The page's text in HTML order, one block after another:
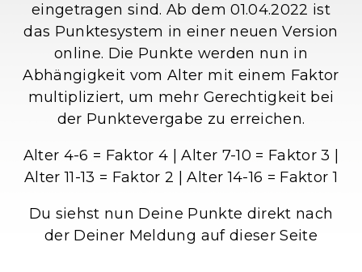
eingetragen sind. Ab dem 01.04.2022 ist
das Punktesystem in einer neuen Version
online. Die Punkte werden nun in
Abhängigkeit vom Alter mit einem Faktor
multipliziert, um mehr Gerechtigkeit bei
der Punktevergabe zu erreichen.
Alter 4-6 = Faktor 4 | Alter 7-10 = Faktor 3 |
Alter 11-13 = Faktor 2 | Alter 14-16 = Faktor 1
Du siehst nun Deine Punkte direkt nach
der Deiner Meldung auf dieser Seite